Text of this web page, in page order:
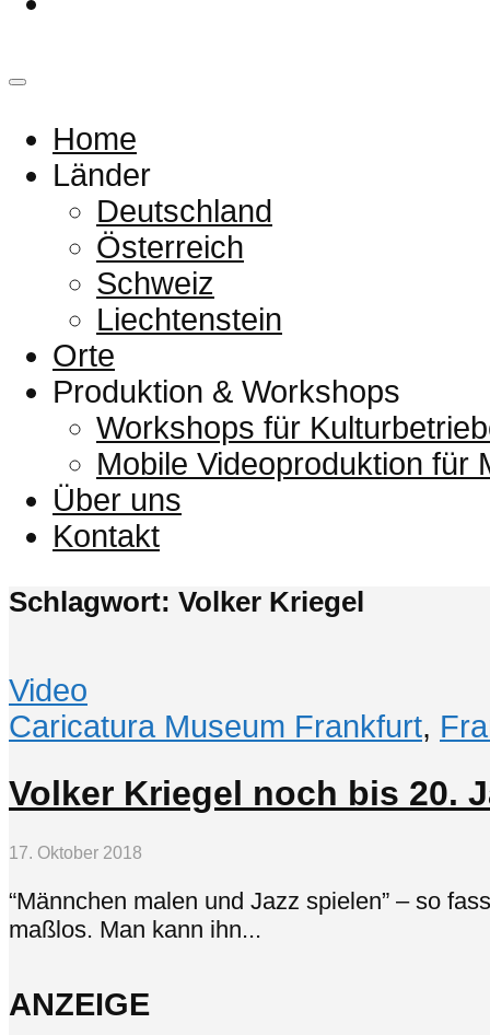
Home
Länder
Deutschland
Österreich
Schweiz
Liechtenstein
Orte
Produktion & Workshops
Workshops für
Mobile Videoproduktion für
Über uns
Kontakt
Schlagwort: Volker Kriegel
Video
Caricatura Museum Frankfurt,
Volker Kriegel noch bis 20.
17. Oktober 2018
“Männchen malen und Jazz spielen” – so
maßlos. Man kann ihn...
ANZEIGE